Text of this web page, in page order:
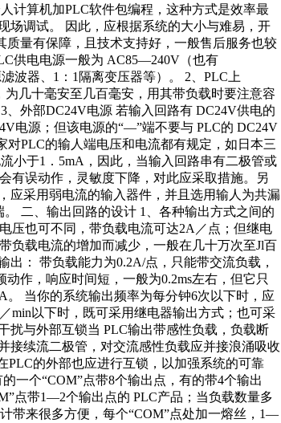
计算机加PLC软件包编程，这种方式是效率最
场调试。 因此，应根据系统的大小与难易，开
量有保障，且技术支持好，一般售后服务也较
供电电源一般为 AC85—240V（也有
波器、1：1隔离变压器等）。 2、PLC上
几十毫安至几百毫安，用其带负载时要注意容
外部DC24V电源 若输入回路有 DC24V供电的
电源；但该电源的“—”端不要与 PLC的 DC24V
PLC的输人端电压和电流都有规定，如日本三
小于1．5mA，因此，当输入回路串有二极管或
有误动作，灵敏度下降，对此应采取措施。另
应采用弱电流的输入器件，并且选用输人为共漏
二、输出回路的设计 1、各种输出方式之间的
压也可不同，带负载电流可达2A／点；但继电
负载电流的增加而减少，一般在几十万次至Jl百
出： 带负载能力为0.2A/点，只能带交流负载，
作，响应时间短，一般为0.2ms左右，但它只
当你的系统输出频率为每分钟6次以下时，应
min以下时，既可采用继电器输出方式；也可采
扰与外部互锁当 PLC输出带感性负载，负载断
接续流二极管，对交流感性负载应并接浪涌吸收
PLC的外部也应进行互锁，以加强系统的可靠
一个“COM”点带8个输出点，有的带4个输出
点带1—2个输出点的 PLC产品；当负载数量多
带来很多方便，每个“COM”点处加一熔丝，1—